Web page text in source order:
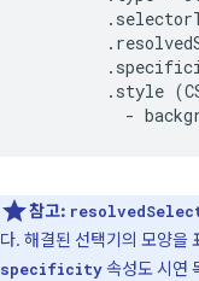
.style
참고:
다. 해결된 선택기의 모양을
specificity속성도 시연